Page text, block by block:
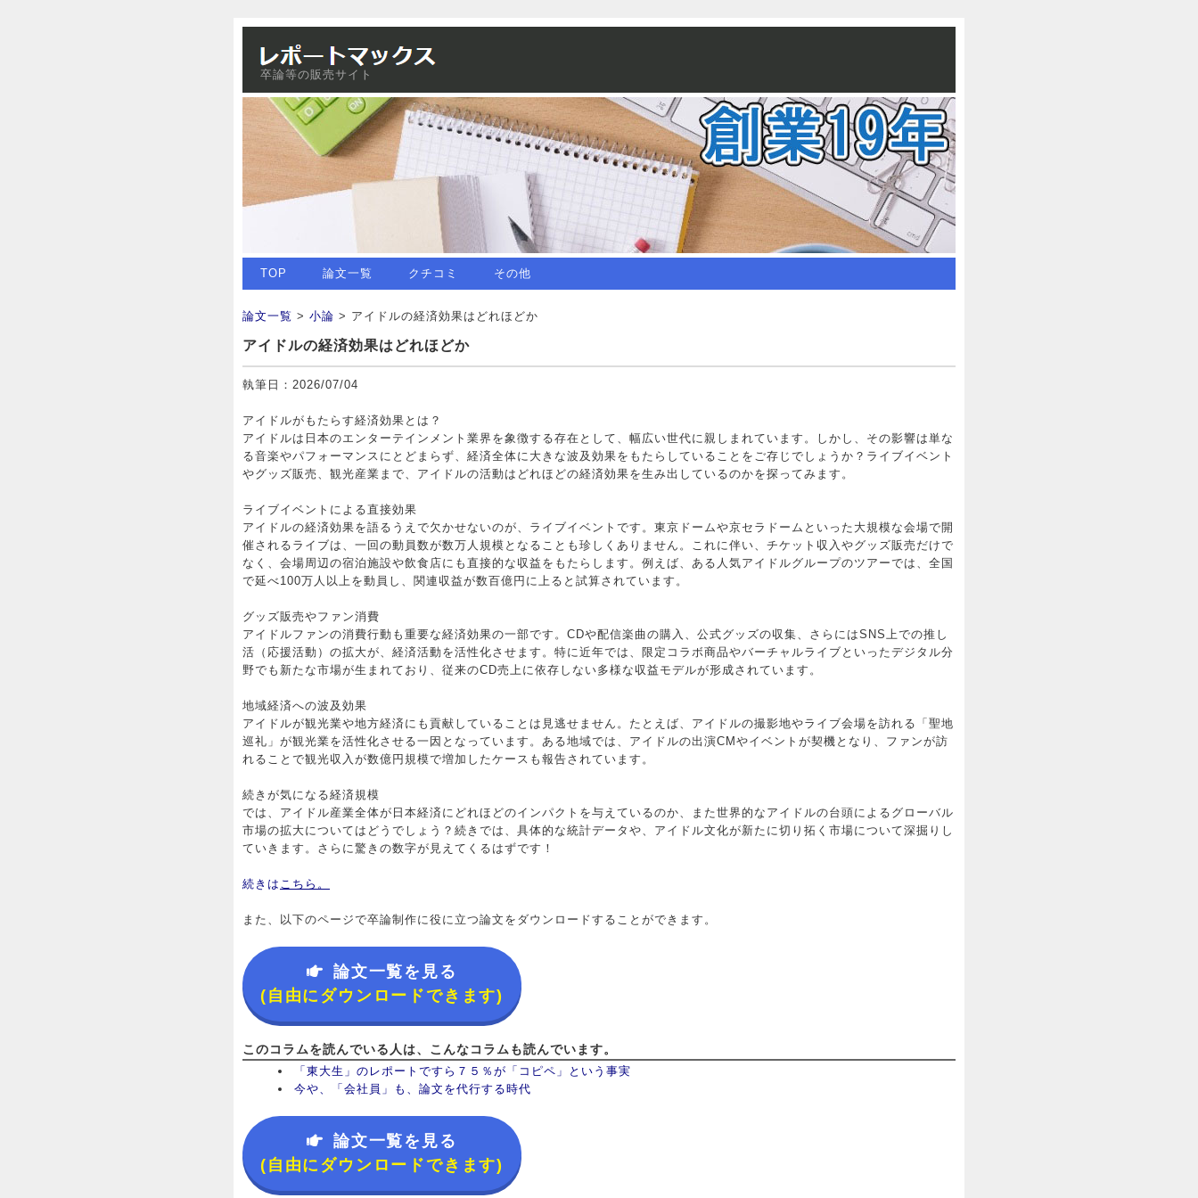
卒論等の販売サイト
TOP 論文一覧 クチコミ その他
論文一覧 > 小論 > アイドルの経済効果はどれほどか
アイドルの経済効果はどれほどか
執筆日：2026/07/04
アイドルがもたらす経済効果とは？
アイドルは日本のエンターテインメント業界を象徴する存在として、幅広い世代に親しまれています。しかし、その影響は単な
る音楽やパフォーマンスにとどまらず、経済全体に大きな波及効果をもたらしていることをご存じでしょうか？ライブイベント
やグッズ販売、観光産業まで、アイドルの活動はどれほどの経済効果を生み出しているのかを探ってみます。
ライブイベントによる直接効果
アイドルの経済効果を語るうえで欠かせないのが、ライブイベントです。東京ドームや京セラドームといった大規模な会場で開
催されるライブは、一回の動員数が数万人規模となることも珍しくありません。これに伴い、チケット収入やグッズ販売だけで
なく、会場周辺の宿泊施設や飲食店にも直接的な収益をもたらします。例えば、ある人気アイドルグループのツアーでは、全国
で延べ100万人以上を動員し、関連収益が数百億円に上ると試算されています。
グッズ販売やファン消費
アイドルファンの消費行動も重要な経済効果の一部です。CDや配信楽曲の購入、公式グッズの収集、さらにはSNS上での推し
活（応援活動）の拡大が、経済活動を活性化させます。特に近年では、限定コラボ商品やバーチャルライブといったデジタル分
野でも新たな市場が生まれており、従来のCD売上に依存しない多様な収益モデルが形成されています。
地域経済への波及効果
アイドルが観光業や地方経済にも貢献していることは見逃せません。たとえば、アイドルの撮影地やライブ会場を訪れる「聖地
巡礼」が観光業を活性化させる一因となっています。ある地域では、アイドルの出演CMやイベントが契機となり、ファンが訪
れることで観光収入が数億円規模で増加したケースも報告されています。
続きが気になる経済規模
では、アイドル産業全体が日本経済にどれほどのインパクトを与えているのか、また世界的なアイドルの台頭によるグローバル
市場の拡大についてはどうでしょう？続きでは、具体的な統計データや、アイドル文化が新たに切り拓く市場について深掘りし
ていきます。さらに驚きの数字が見えてくるはずです！
続きは こちら。
また、以下のページで卒論制作に役に立つ論文をダウンロードすることができます。
論文一覧を見る
(自由にダウンロードできます)
このコラムを読んでいる人は、こんなコラムも読んでいます。
「東大生」のレポートですら７５％が「コピペ」という事実
今や、「会社員」も、論文を代行する時代
論文一覧を見る
(自由にダウンロードできます)